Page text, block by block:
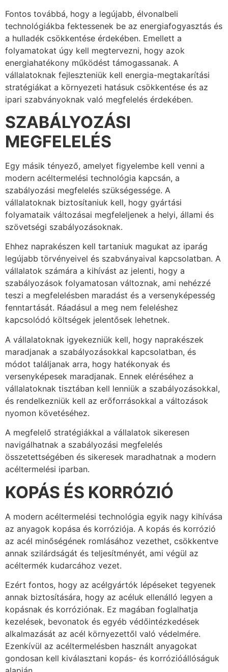
Fontos továbbá, hogy a legújabb, élvonalbeli
technológiákba fektessenek be az energiafogyasztás és
a hulladék csökkentése érdekében. Emellett a
folyamatokat úgy kell megtervezni, hogy azok
energiahatékony működést támogassanak. A
vállalatoknak fejleszteniük kell energia-megtakarítási
stratégiákat a környezeti hatásuk csökkentése és az
ipari szabványoknak való megfelelés érdekében.
SZABÁLYOZÁSI
MEGFELELÉS
Egy másik tényező, amelyet figyelembe kell venni a
modern acéltermelési technológia kapcsán, a
szabályozási megfelelés szükségessége. A
vállalatoknak biztosítaniuk kell, hogy gyártási
folyamataik változásai megfeleljenek a helyi, állami és
szövetségi szabályozásoknak.
Ehhez naprakészen kell tartaniuk magukat az iparág
legújabb törvényeivel és szabványaival kapcsolatban. A
vállalatok számára a kihívást az jelenti, hogy a
szabályozások folyamatosan változnak, ami nehézzé
teszi a megfelelésben maradást és a versenyképesség
fenntartását. Ráadásul a meg nem feleléshez
kapcsolódó költségek jelentősek lehetnek.
A vállalatoknak igyekezniük kell, hogy naprakészek
maradjanak a szabályozásokkal kapcsolatban, és
módot találjanak arra, hogy hatékonyak és
versenyképesek maradjanak. Ennek eléréséhez a
vállalatoknak tisztában kell lenniük a szabályozásokkal,
és rendelkezniük kell az erőforrásokkal a változások
nyomon követéséhez.
A megfelelő stratégiákkal a vállalatok sikeresen
navigálhatnak a szabályozási megfelelés
összetettségében és sikeresek maradhatnak a modern
acéltermelési iparban.
KOPÁS ÉS KORRÓZIÓ
A modern acéltermelési technológia egyik nagy kihívása
az anyagok kopása és korróziója. A kopás és korrózió
az acél minőségének romlásához vezethet, csökkentve
annak szilárdságát és teljesítményét, ami végül az
acéltermék kudarcához vezet.
Ezért fontos, hogy az acélgyártók lépéseket tegyenek
annak biztosítására, hogy az acéluk ellenálló legyen a
kopásnak és korróziónak. Ez magában foglalhatja
kezelések, bevonatok és egyéb védőintézkedések
alkalmazását az acél környezettől való védelmére.
Ezenkívül az acéltermelésben használt anyagokat
gondosan kell kiválasztani kopás- és korrózióállóságuk